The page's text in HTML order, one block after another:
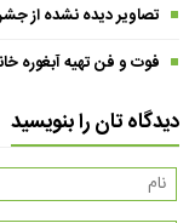
تصاویر دیده نشده از
فوت و فن تهیه آبغوره
دیدگاه تان را بنویسید